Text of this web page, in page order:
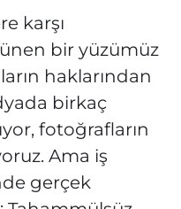
karşı
bir yüzümüz
haklarından
birkaç
fotoğrafların
Ama iş
gerçek